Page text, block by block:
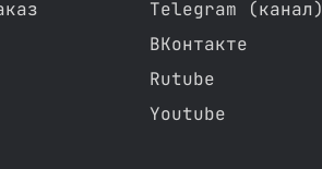
Telegram (канал)
ВКонтакте
Rutube
Youtube